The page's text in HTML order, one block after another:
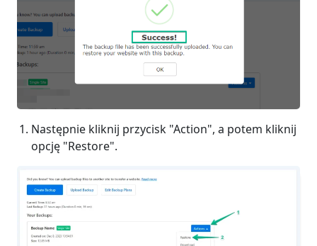
Następnie kliknij przycisk "Action", a potem kliknij
opcję "Restore".